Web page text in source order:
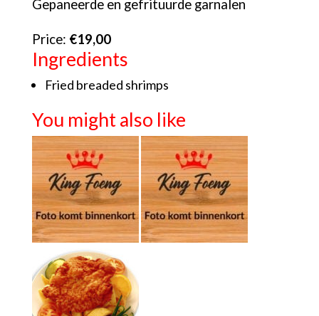
Gepaneerde en gefrituurde garnalen
Price: €19,00
Ingredients
Fried breaded shrimps
You might also like